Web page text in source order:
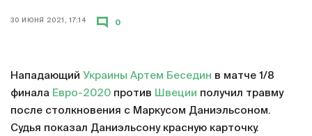
30 ИЮНЯ 2021, 17:14 0
Нападающий Украины Артем Беседин в матче 1/8
финала Евро-2020 против Швеции получил травму
после столкновения с Маркусом Даниэльсоном.
Судья показал Даниэльсону красную карточку.